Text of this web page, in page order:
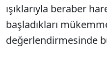
ışıklarıyla beraber
başladıkları
değerlendirmesinde